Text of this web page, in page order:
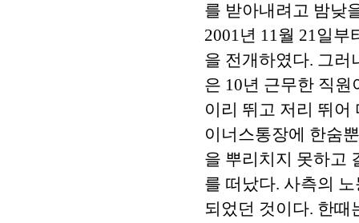
를 받아내려고 밤낮
2001년 11월 21일부
을 전개하였다. 그러
은 10년 근무한 직
이리 뛰고 저리 뛰어
이너스통장에 한숨
을 뿌리치지 못하고
를 떠났다. 사측의
되었던 것이다. 한때